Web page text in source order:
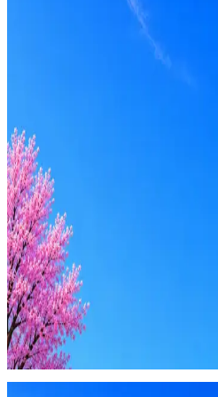
Оффер
Будьте осторожны: если
Google, iCloud или Госуслуги,
запустить ПО или перевести
Жмите Пожаловаться